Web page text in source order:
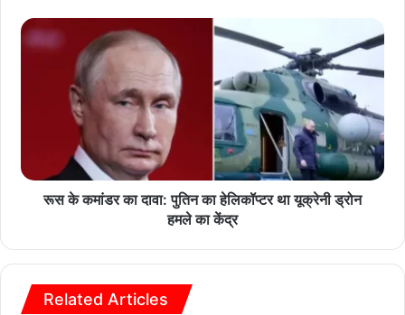
रूस के कमांडर का दावा: पुतिन का हेलिकॉप्टर था यूक्रेनी ड्रोन
हमले का केंद्र
Related Articles